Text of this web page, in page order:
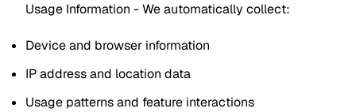
Usage Information - We automatically collect:
Device and browser information
IP address and location data
Usage patterns and feature interactions